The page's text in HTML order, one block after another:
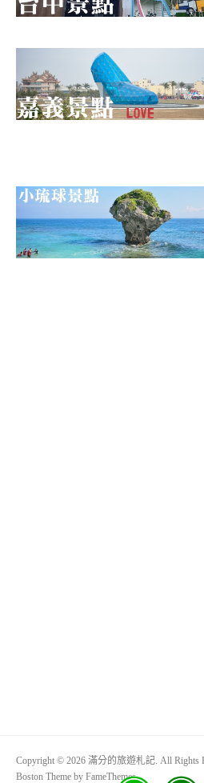
Copyright © 2026 滿分的旅遊札記. All Rights
Boston Theme by FameThemes